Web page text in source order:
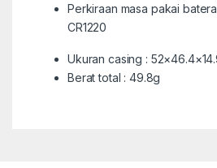
Perkiraan masa pakai
CR1220
Ukuran casing :
Berat total : 49.8g